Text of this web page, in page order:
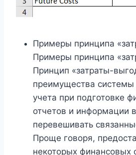
Примеры принципа
Примеры принципа
Принцип «затраты-
преимущества системы
учета при подготовке
отчетов и информации
перевешивать
Проще говоря,
некоторых финансовых